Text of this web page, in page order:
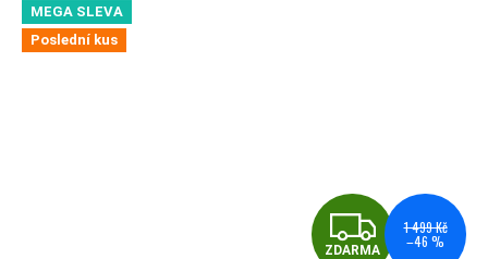
MEGA SLEVA
Poslední kus
ZDARMA
1 499 Kč
–46 %